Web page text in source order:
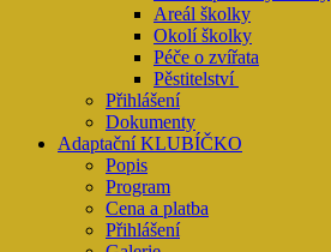
Areál školky
Okolí školky
Péče o zvířata
Pěstitelství
Přihlášení
Dokumenty
Adaptační KLUBÍČKO
Popis
Program
Cena a platba
Přihlášení